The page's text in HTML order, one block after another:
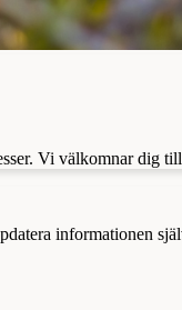
Vi välkomnar dig
informationen